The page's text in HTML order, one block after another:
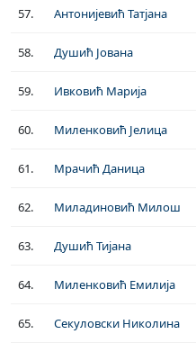
57. Антонијевић Татјана
58. Душић Јована
59. Ивковић Марија
60. Миленковић Јелица
61. Мрачић Даница
62. Миладиновић Милош
63. Душић Тијана
64. Миленковић Емилија
65. Секуловски Николина